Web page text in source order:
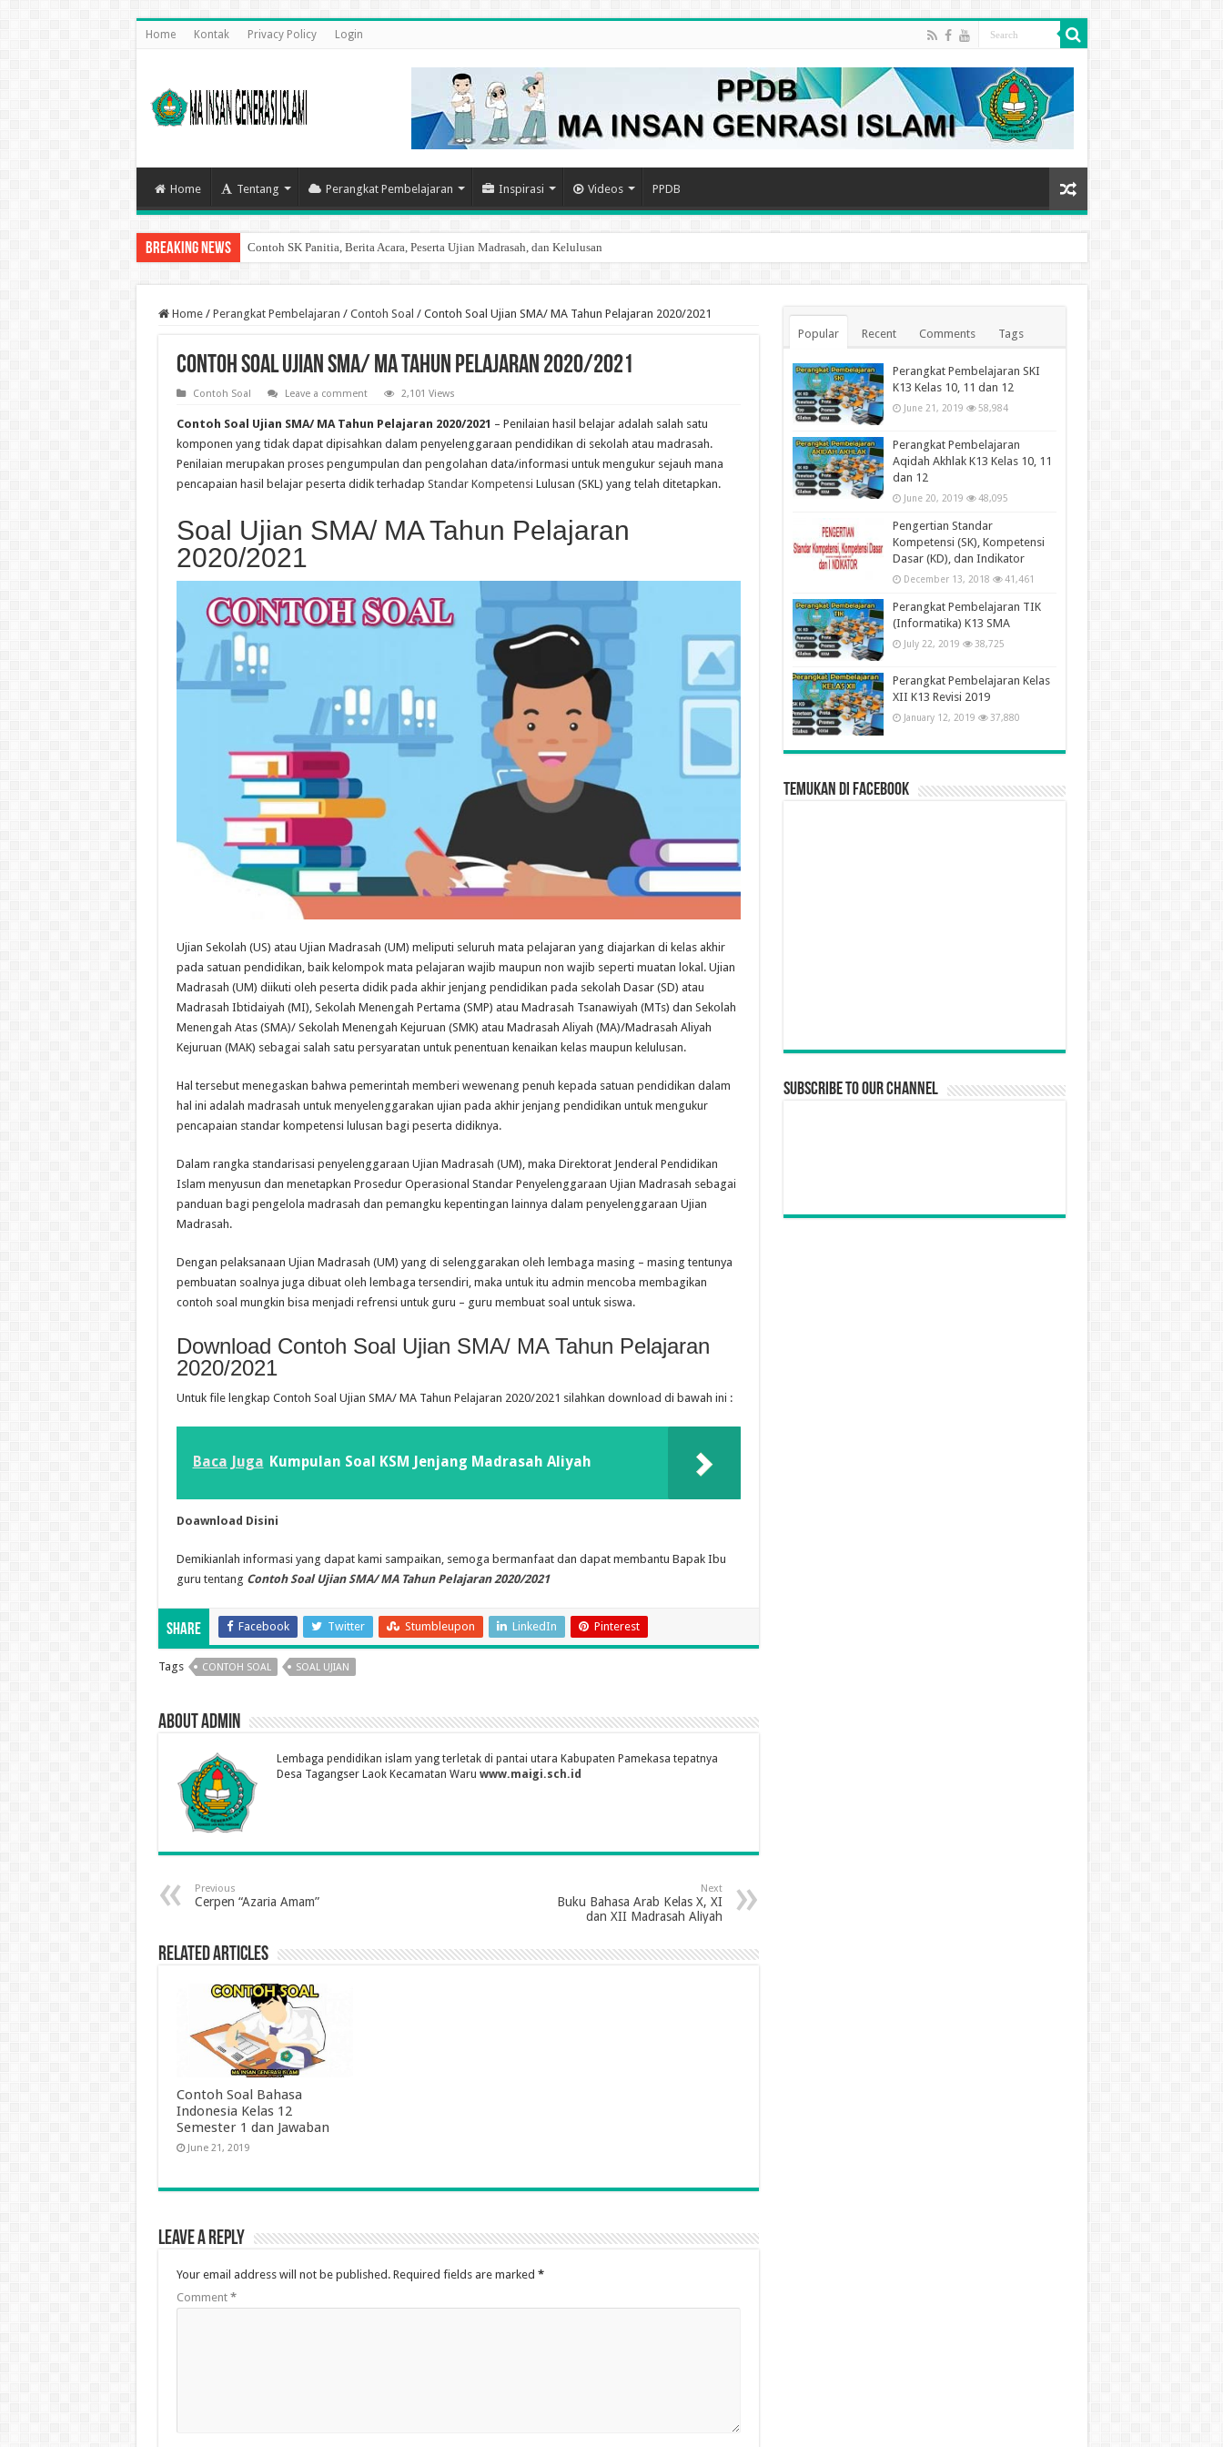
Home Kontak Privacy Policy Login
Home Tentang Perangkat Pembelajaran Inspirasi Videos PPDB
Breaking News Contoh SK Panitia, Berita Acara, Peserta Ujian Madrasah, dan Kelulusan
9 Cara Mengatasi Gagal Registrasi Akun Emis Kepala Madrasah
Home / Perangkat Pembelajaran / Contoh Soal / Contoh Soal Ujian SMA/ MA Tahun Pelajaran 2020/2021
Contoh Soal Ujian SMA/ MA Tahun Pelajaran 2020/2021
Contoh Soal Leave a comment 2,101 Views
Contoh Soal Ujian SMA/ MA Tahun Pelajaran 2020/2021 – Penilaian hasil belajar adalah salah satu
komponen yang tidak dapat dipisahkan dalam penyelenggaraan pendidikan di sekolah atau madrasah.
Penilaian merupakan proses pengumpulan dan pengolahan data/informasi untuk mengukur sejauh mana
pencapaian hasil belajar peserta didik terhadap Standar Kompetensi Lulusan (SKL) yang telah ditetapkan.
Soal Ujian SMA/ MA Tahun Pelajaran
2020/2021
Ujian Sekolah (US) atau Ujian Madrasah (UM) meliputi seluruh mata pelajaran yang diajarkan di kelas akhir
pada satuan pendidikan, baik kelompok mata pelajaran wajib maupun non wajib seperti muatan lokal. Ujian
Madrasah (UM) diikuti oleh peserta didik pada akhir jenjang pendidikan pada sekolah Dasar (SD) atau
Madrasah Ibtidaiyah (MI), Sekolah Menengah Pertama (SMP) atau Madrasah Tsanawiyah (MTs) dan Sekolah
Menengah Atas (SMA)/ Sekolah Menengah Kejuruan (SMK) atau Madrasah Aliyah (MA)/Madrasah Aliyah
Kejuruan (MAK) sebagai salah satu persyaratan untuk penentuan kenaikan kelas maupun kelulusan.
Hal tersebut menegaskan bahwa pemerintah memberi wewenang penuh kepada satuan pendidikan dalam
hal ini adalah madrasah untuk menyelenggarakan ujian pada akhir jenjang pendidikan untuk mengukur
pencapaian standar kompetensi lulusan bagi peserta didiknya.
Dalam rangka standarisasi penyelenggaraan Ujian Madrasah (UM), maka Direktorat Jenderal Pendidikan
Islam menyusun dan menetapkan Prosedur Operasional Standar Penyelenggaraan Ujian Madrasah sebagai
panduan bagi pengelola madrasah dan pemangku kepentingan lainnya dalam penyelenggaraan Ujian
Madrasah.
Dengan pelaksanaan Ujian Madrasah (UM) yang di selenggarakan oleh lembaga masing – masing tentunya
pembuatan soalnya juga dibuat oleh lembaga tersendiri, maka untuk itu admin mencoba membagikan
contoh soal mungkin bisa menjadi refrensi untuk guru – guru membuat soal untuk siswa.
Download Contoh Soal Ujian SMA/ MA Tahun Pelajaran
2020/2021
Untuk file lengkap Contoh Soal Ujian SMA/ MA Tahun Pelajaran 2020/2021 silahkan download di bawah ini :
Baca Juga Kumpulan Soal KSM Jenjang Madrasah Aliyah
Doawnload Disini
Demikianlah informasi yang dapat kami sampaikan, semoga bermanfaat dan dapat membantu Bapak Ibu
guru tentang Contoh Soal Ujian SMA/ MA Tahun Pelajaran 2020/2021
Share Facebook Twitter Stumbleupon LinkedIn Pinterest
Tags CONTOH SOAL SOAL UJIAN
About Admin
Lembaga pendidikan islam yang terletak di pantai utara Kabupaten Pamekasa tepatnya
Desa Tagangser Laok Kecamatan Waru www.maigi.sch.id
Previous
Cerpen “Azaria Amam”
Next
Buku Bahasa Arab Kelas X, XI
dan XII Madrasah Aliyah
Related Articles
Contoh Soal Bahasa
Indonesia Kelas 12
Semester 1 dan Jawaban
June 21, 2019
Leave a Reply
Your email address will not be published. Required fields are marked *
Comment *
Popular Recent Comments Tags
Perangkat Pembelajaran SKI
K13 Kelas 10, 11 dan 12
June 21, 2019 58,984
Perangkat Pembelajaran
Aqidah Akhlak K13 Kelas 10, 11
dan 12
June 20, 2019 48,095
Pengertian Standar
Kompetensi (SK), Kompetensi
Dasar (KD), dan Indikator
December 13, 2018 41,461
Perangkat Pembelajaran TIK
(Informatika) K13 SMA
July 22, 2019 38,725
Perangkat Pembelajaran Kelas
XII K13 Revisi 2019
January 12, 2019 37,880
Temukan di Facebook
Subscribe to our Channel